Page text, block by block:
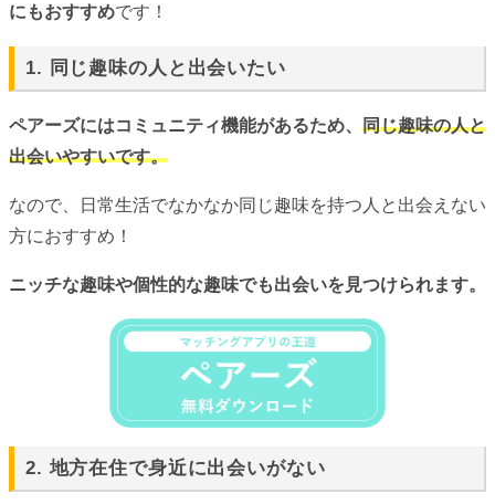
にもおすすめです！
1. 同じ趣味の人と出会いたい
ペアーズにはコミュニティ機能があるため、 同じ趣味の人と
出会いやすいです。
なので、日常生活でなかなか同じ趣味を持つ人と出会えない
方におすすめ！
ニッチな趣味や個性的な趣味でも出会いを見つけられます。
2. 地方在住で身近に出会いがない